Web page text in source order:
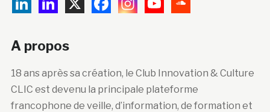
A propos
18 ans après sa création, le Club Innovation & Culture
CLIC est devenu la principale plateforme
francophone de veille, d’information, de formation et